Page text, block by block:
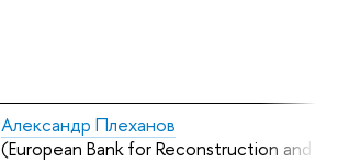
Александр Плеханов
(European Bank for Reconstruction and